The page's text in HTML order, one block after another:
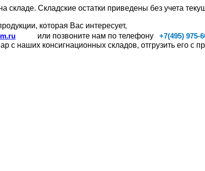
складе. Складские остатки приведены без учета
которая Вас интересует,
или позвоните нам по телефону +7(495) 975-
наших консигнационных складов, отгрузить его с